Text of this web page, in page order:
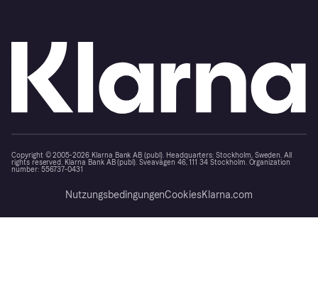
Copyright © 2005-2026 Klarna Bank AB (publ). Headquarters: Stockholm, Sweden. All
rights reserved. Klarna Bank AB (publ). Sveavägen 46, 111 34 Stockholm. Organization
number: 556737-0431
NutzungsbedingungenCookiesKlarna.com